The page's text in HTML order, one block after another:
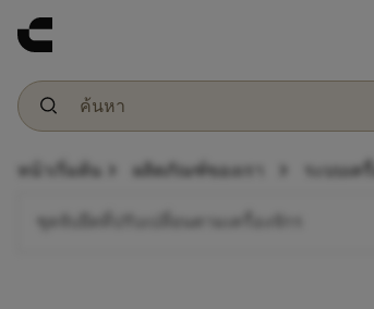
หน้าเริ่มต้น chevron_right ผลิตภัณฑ์ของเรา chevron_right ระบบเค